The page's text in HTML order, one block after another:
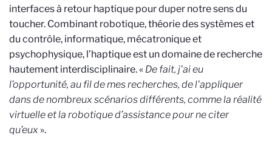
interfaces à retour haptique pour duper notre sens du
toucher. Combinant robotique, théorie des systèmes et
du contrôle, informatique, mécatronique et
psychophysique, l’haptique est un domaine de recherche
hautement interdisciplinaire. « De fait, j'ai eu
l’opportunité, au fil de mes recherches, de l'appliquer
dans de nombreux scénarios différents, comme la réalité
virtuelle et la robotique d’assistance pour ne citer
qu’eux ».